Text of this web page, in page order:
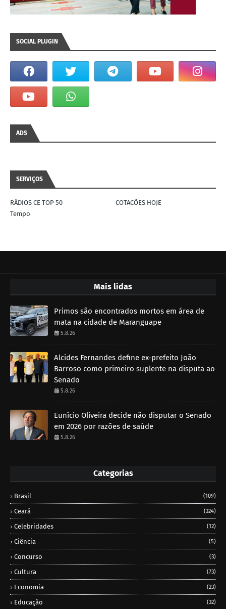
SOCIAL PLUGIN
ADS
SERVIÇOS
RÁDIOS CE TOP 50
COTACÕES HOJE
Tempo
Mais lidas
Primos são encontrados mortos em área de
mata na cidade de Maranguape
5.8.26
Alcides Fernandes define ex-prefeito João
Barroso como primeiro suplente na disputa ao
Senado
5.8.26
Eunício Oliveira decide não disputar o Senado
em 2026 por razões de saúde
5.8.26
Categorias
Brasil (109)
Ceará (324)
Celebridades (12)
Ciência (5)
Concurso (3)
Cultura (73)
Economia (23)
Educação (32)